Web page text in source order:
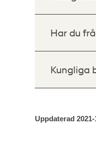
Har du
Kungliga
Uppdaterad